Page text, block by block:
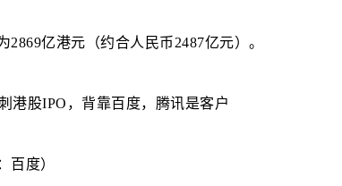
亿港元（约合人民币2487亿元）。
百度）